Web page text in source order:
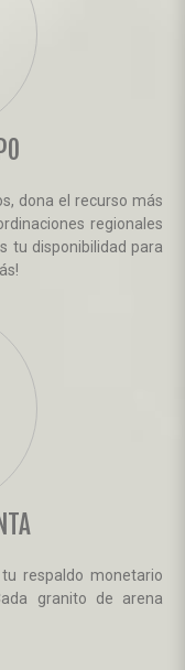
dona el recurso más
regionales
tu disponibilidad para
respaldo monetario
granito de arena